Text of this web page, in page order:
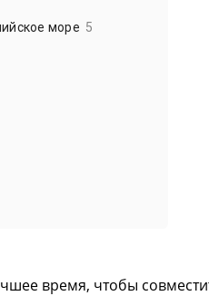
море 5
время, чтобы